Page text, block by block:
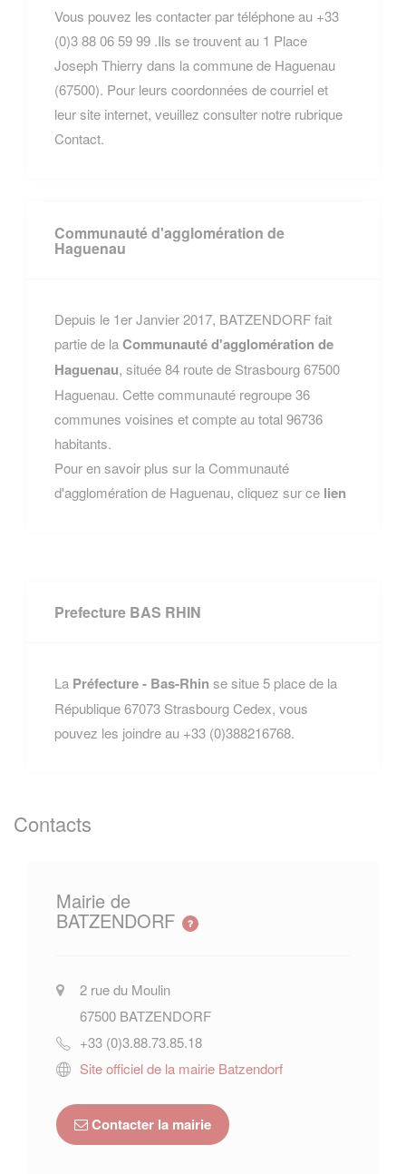
Vous pouvez les contacter par téléphone au +33
(0)3 88 06 59 99 .Ils se trouvent au 1 Place
Joseph Thierry dans la commune de Haguenau
(67500). Pour leurs coordonnées de courriel et
leur site internet, veuillez consulter notre rubrique
Contact.
Communauté d'agglomération de
Haguenau
Depuis le 1er Janvier 2017, BATZENDORF fait
partie de laCommunauté d'agglomération de
Haguenau, située 84 route de Strasbourg 67500
Haguenau. Cette communauté regroupe 36
communes voisines et compte au total 96736
habitants.
Pour en savoir plus sur la Communauté
d'agglomération de Haguenau, cliquez sur ce lien
Prefecture BAS RHIN
La Préfecture - Bas-Rhin se situe 5 place de la
République 67073 Strasbourg Cedex, vous
pouvez les joindre au +33 (0)388216768.
Contacts
Mairie de
BATZENDORF
2 rue du Moulin
67500 BATZENDORF
+33 (0)3.88.73.85.18
Site officiel de la mairie Batzendorf
Contacter la mairie